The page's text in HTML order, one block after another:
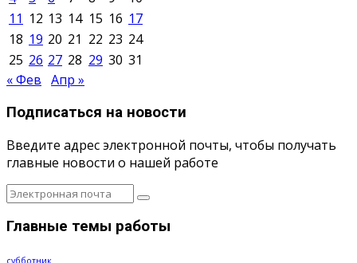
11 12 13 14 15 16 17
18 19 20 21 22 23 24
25 26 27 28 29 30 31
« Фев Апр »
Подписаться на новости
Введите адрес электронной почты, чтобы получать
главные новости о нашей работе
Главные темы работы
субботник